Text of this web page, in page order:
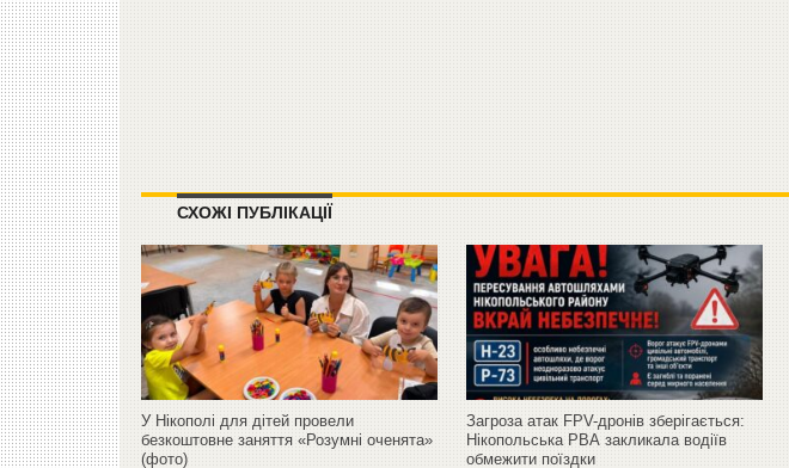
СХОЖІ ПУБЛІКАЦІЇ
У Нікополі для дітей провели
безкоштовне заняття «Розумні оченята»
(фото)
Загроза атак FPV-дронів зберігається:
Нікопольська РВА закликала водіїв
обмежити поїздки